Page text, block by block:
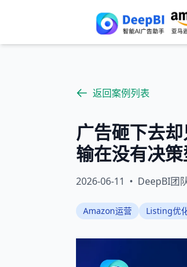
返回案例列表
广告砸下去
输在没有决
2026-06-11 • DeepBI团
Amazon运营 Listing优